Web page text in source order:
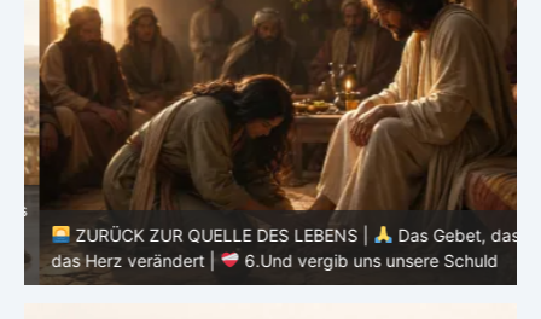
ZURÜCK ZUR QUELLE DES LEBENS |
Das Gebet, das
das Herz verändert |
6.Und vergib uns unsere Schuld